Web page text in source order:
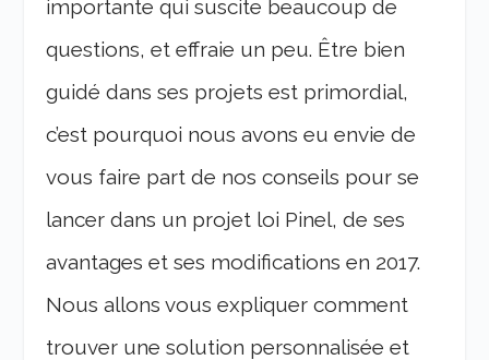
importante qui suscite beaucoup de
questions, et effraie un peu. Être bien
guidé dans ses projets est primordial,
c’est pourquoi nous avons eu envie de
vous faire part de nos conseils pour se
lancer dans un projet loi Pinel, de ses
avantages et ses modifications en 2017.
Nous allons vous expliquer comment
trouver une solution personnalisée et